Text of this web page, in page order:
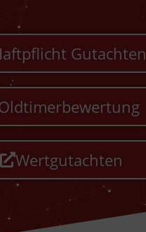
Gutachten
Wertgutachten